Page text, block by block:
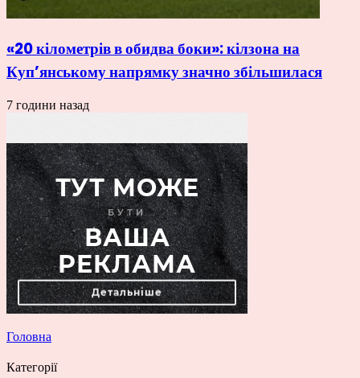
«20 кілометрів в обидва боки»: кілзона на
Куп’янському напрямку значно збільшилася
7 години назад
Головна
Категорії